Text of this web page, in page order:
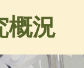
概況